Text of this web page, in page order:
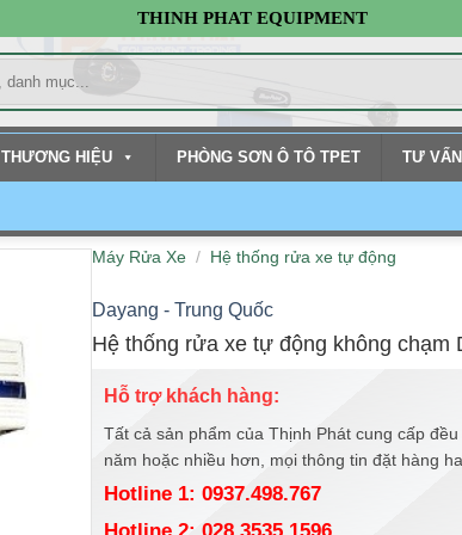
THINH PHAT EQUIPMENT
THƯƠNG HIỆU PHÒNG SƠN Ô TÔ TPET TƯ
Máy Rửa Xe / Hệ thống rửa xe tự động
Dayang - Trung Quốc
Hệ thống rửa xe tự động không chạm
Hỗ trợ khách hàng:
Tất cả sản phẩm của Thịnh Phát cung cấp
năm hoặc nhiều hơn, mọi thông tin đặt hàng
Hotline 1: 0937.498.767
Hotline 2: 028.3535.1596